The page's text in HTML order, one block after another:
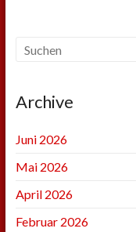
Archive
Juni 2026
Mai 2026
April 2026
Februar 2026